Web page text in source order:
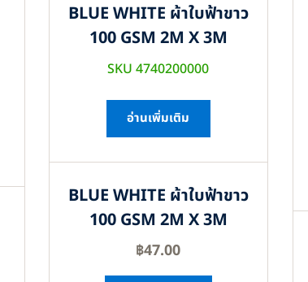
BLUE WHITE ผ้าใบฟ้าขาว
100 GSM 2M X 3M
SKU 4740200000
อ่านเพิ่มเติม
BLUE WHITE ผ้าใบฟ้าขาว
100 GSM 2M X 3M
฿47.00